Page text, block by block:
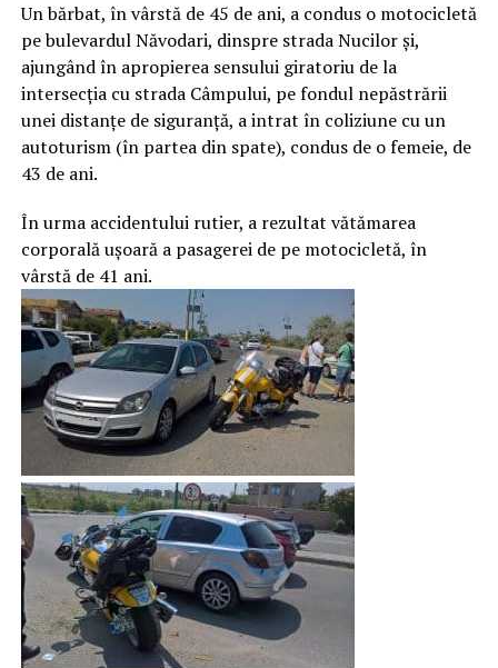
Un bărbat, în vârstă de 45 de ani, a condus o motocicletă
pe bulevardul Năvodari, dinspre strada Nucilor și,
ajungând în apropierea sensului giratoriu de la
intersecția cu strada Câmpului, pe fondul nepăstrării
unei distanțe de siguranță, a intrat în coliziune cu un
autoturism (în partea din spate), condus de o femeie, de
43 de ani.
În urma accidentului rutier, a rezultat vătămarea
corporală ușoară a pasagerei de pe motocicletă, în
vârstă de 41 ani.